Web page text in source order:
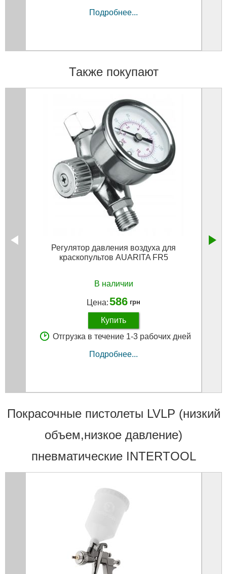
Подробнее...
Также покупают
Регулятор давления воздуха для
краскопультов AUARITA FR5
В наличии
Цена:586 грн
Купить
Отгрузка в течение 1-3 рабочих дней
Подробнее...
Покрасочные пистолеты LVLP (низкий
объем,низкое давление)
пневматические INTERTOOL